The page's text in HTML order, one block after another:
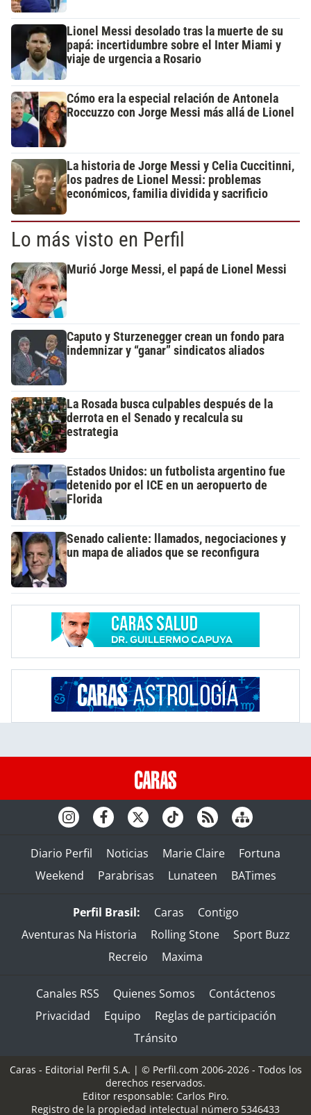
Lionel Messi desolado tras la muerte de su
papá: incertidumbre sobre el Inter Miami y
viaje de urgencia a Rosario
Cómo era la especial relación de Antonela
Roccuzzo con Jorge Messi más allá de Lionel
La historia de Jorge Messi y Celia Cuccitinni,
los padres de Lionel Messi: problemas
económicos, familia dividida y sacrificio
Lo más visto en Perfil
Murió Jorge Messi, el papá de Lionel Messi
Caputo y Sturzenegger crean un fondo para
indemnizar y “ganar” sindicatos aliados
La Rosada busca culpables después de la
derrota en el Senado y recalcula su
estrategia
Estados Unidos: un futbolista argentino fue
detenido por el ICE en un aeropuerto de
Florida
Senado caliente: llamados, negociaciones y
un mapa de aliados que se reconfigura
Diario Perfil Noticias Marie Claire
Fortuna
Weekend
Parabrisas Lunateen BATimes
Perfil Brasil: Caras
Contigo
Aventuras Na Historia
Rolling Stone
Sport Buzz
Recreio
Maxima
Canales RSS Quienes Somos
Contáctenos
Privacidad
Equipo
Reglas de participación
Tránsito
Caras - Editorial Perfil S.A. | © Perfil.com 2006-2026 - Todos los
derechos reservados.
Editor responsable: Carlos Piro.
Registro de la propiedad intelectual número 5346433